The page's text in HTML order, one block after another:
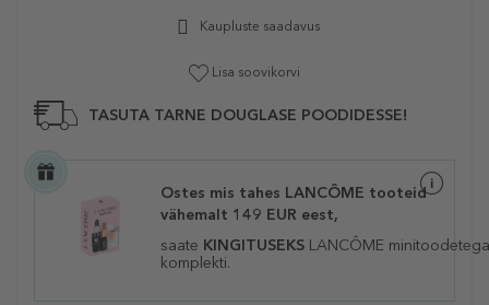
Kaupluste saadavus
Lisa soovikorvi
TASUTA TARNE DOUGLASE POODIDESSE!
Ostes mis tahes LANCÔME tooteid
vähemalt 149 EUR eest,
saate KINGITUSEKS LANCÔME minitoodetega
komplekti.